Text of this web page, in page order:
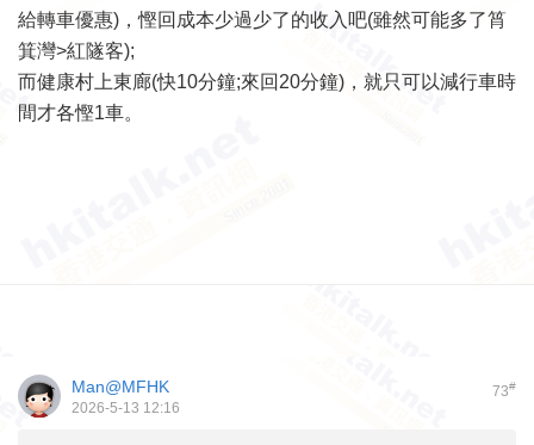
給轉車優惠)，慳回成本少過少了的收入吧(雖然可能多了筲
箕灣>紅隧客);
而健康村上東廊(快10分鐘;來回20分鐘)，就只可以減行車時
間才各慳1車。
73#
Man@MFHK
2026-5-13 12:16